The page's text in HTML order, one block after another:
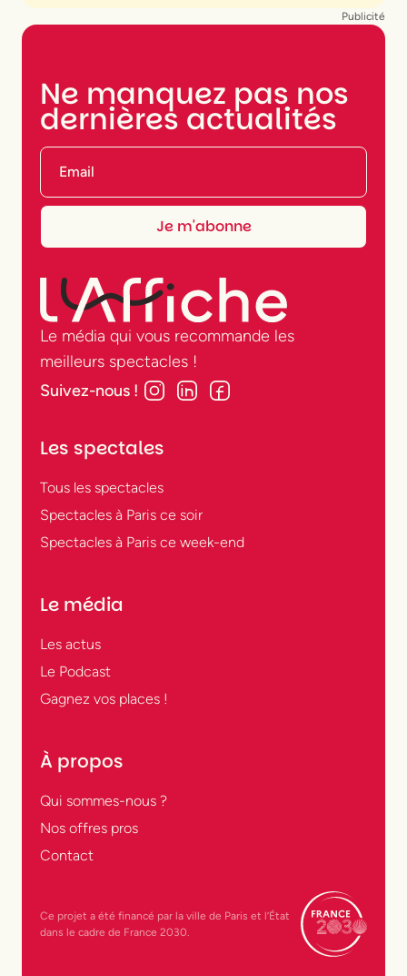
Publicité
Ne manquez pas nos
dernières actualités
Le média qui vous recommande les
meilleurs spectacles !
Suivez-nous !
Les spectales
Tous les spectacles
Spectacles à Paris ce soir
Spectacles à Paris ce week-end
Le média
Les actus
Le Podcast
Gagnez vos places !
À propos
Qui sommes-nous ?
Nos offres pros
Contact
Ce projet a été financé par la ville de Paris et l’État
dans le cadre de France 2030.